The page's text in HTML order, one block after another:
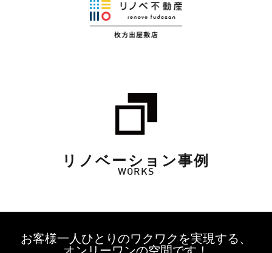
リノベーション事例
WORKS
お客様一人ひとりのワクワクを実現する、